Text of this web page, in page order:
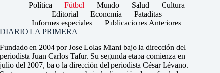
Política Fútbol Mundo Salud
Cultura
Editorial
Economía
Pataditas
Informes especiales
Publicaciones Anteriores
DIARIO LA PRIMERA
Fundado en 2004 por Jose Lolas Miani bajo la dirección del
periodista Juan Carlos Tafur. Su segunda etapa comienza en
julio del 2007, bajo la dirección del periodista César Lévano.